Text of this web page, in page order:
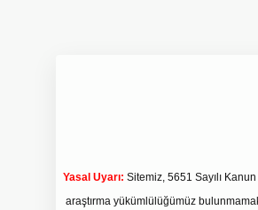
Yasal Uyarı: Sitemiz, 5651 Sayılı
araştırma yükümlülüğümüz